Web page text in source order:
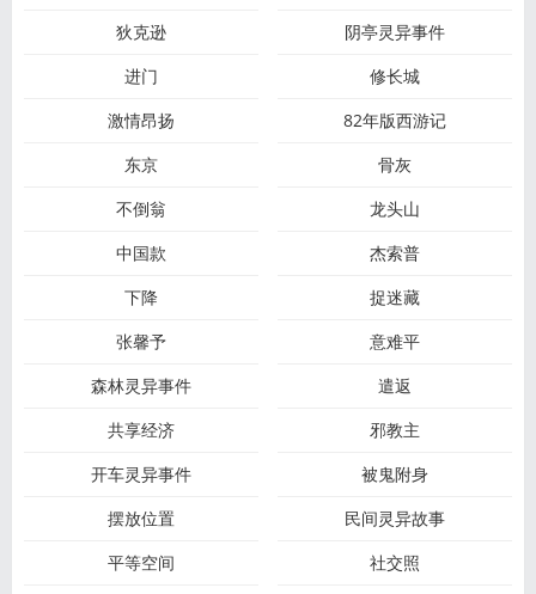
狄克逊
阴亭灵异事件
进门
修长城
激情昂扬
82年版西游记
东京
骨灰
不倒翁
龙头山
中国款
杰索普
下降
捉迷藏
张馨予
意难平
森林灵异事件
遣返
共享经济
邪教主
开车灵异事件
被鬼附身
摆放位置
民间灵异故事
平等空间
社交照